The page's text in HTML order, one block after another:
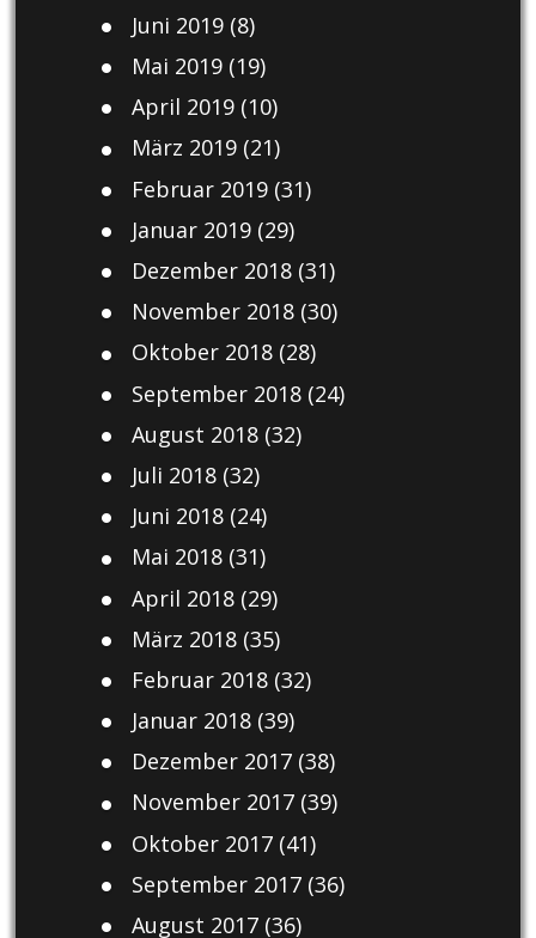
Juni 2019(8)
Mai 2019(19)
April 2019(10)
März 2019(21)
Februar 2019(31)
Januar 2019(29)
Dezember 2018(31)
November 2018(30)
Oktober 2018(28)
September 2018(24)
August 2018(32)
Juli 2018(32)
Juni 2018(24)
Mai 2018(31)
April 2018(29)
März 2018(35)
Februar 2018(32)
Januar 2018(39)
Dezember 2017(38)
November 2017(39)
Oktober 2017(41)
September 2017(36)
August 2017(36)